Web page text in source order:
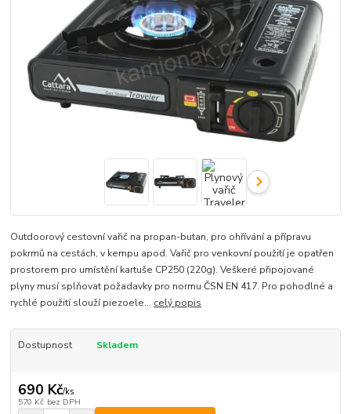
Outdoorový cestovní vařič na propan-butan, pro ohřívání a přípravu
pokrmů na cestách, v kempu apod. Vařič pro venkovní použití je opatřen
prostorem pro umístění kartuše CP250 (220g). Veškeré připojované
plyny musí splňovat požadavky pro normu ČSN EN 417. Pro pohodlné a
rychlé použití slouží piezoele... celý popis
Dostupnost Skladem
690 Kč/ks
570 Kč bez DPH